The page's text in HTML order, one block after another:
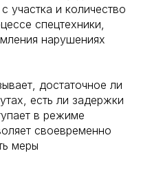
участка и количество
спецтехники,
нарушениях
достаточное ли
есть ли задержки
в режиме
своевременно
меры